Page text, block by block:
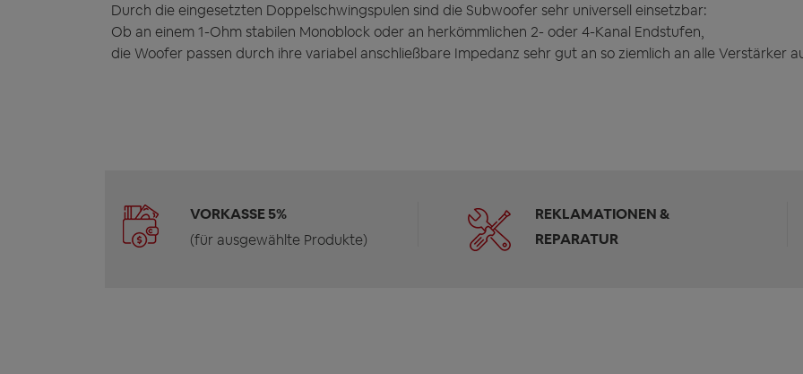
Durch die eingesetzten Doppelschwingspulen sind die Subwoofer sehr universell einsetzbar:
Ob an einem 1-Ohm stabilen Monoblock oder an herkömmlichen 2- oder 4-Kanal Endstufen,
die Woofer passen durch ihre variabel anschließbare Impedanz sehr gut an so ziemlich an alle Verstärker
VORKASSE 5%
(für ausgewählte Produkte)
REKLAMATIONEN &
REPARATUR